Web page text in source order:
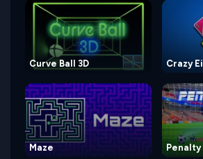
Curve Ball 3D Crazy
Maze